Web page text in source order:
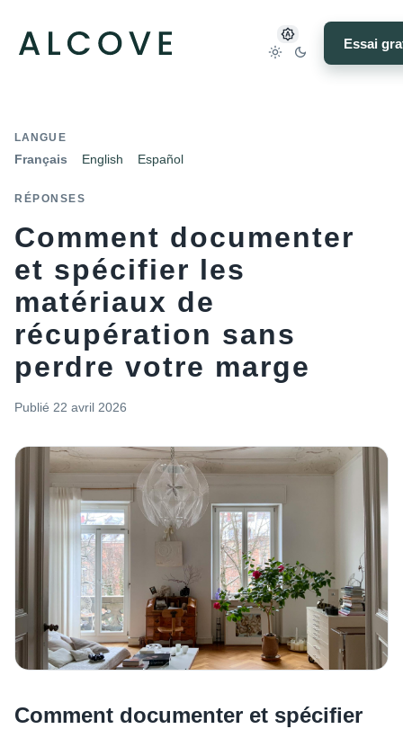
Essai
LANGUE
Français English Español
RÉPONSES
Comment documenter
et spécifier les
matériaux de
récupération sans
perdre votre marge
Publié 22 avril 2026
Comment documenter et spécifier